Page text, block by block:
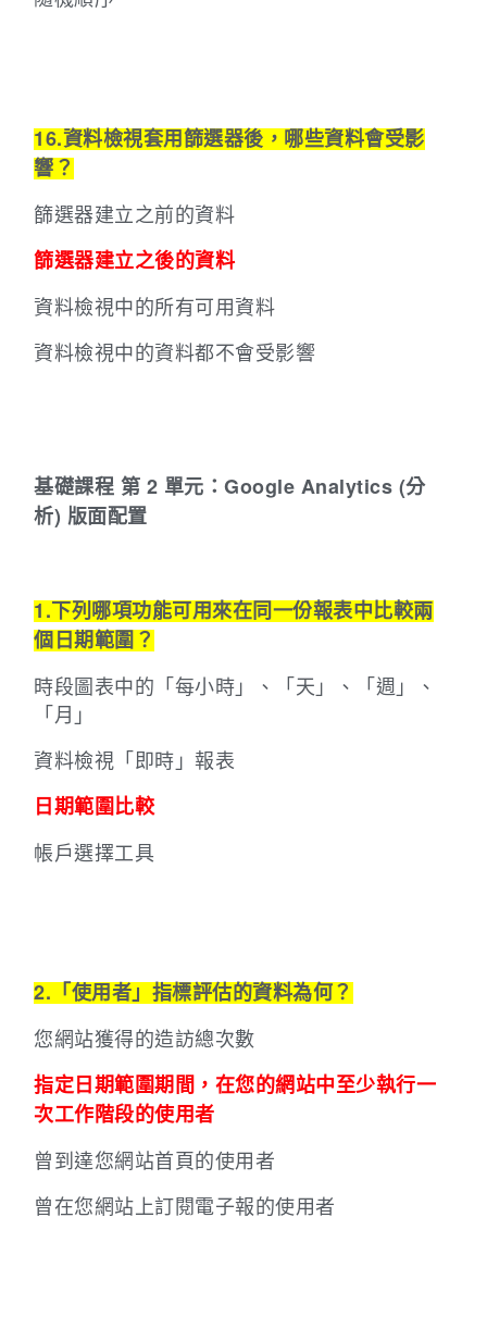
16.資料檢視套用篩選器後，哪些資料會受影
響？
篩選器建立之前的資料
篩選器建立之後的資料
資料檢視中的所有可用資料
資料檢視中的資料都不會受影響
基礎課程 第 2 單元：Google Analytics (分
析) 版面配置
1.下列哪項功能可用來在同一份報表中比較兩
個日期範圍？
時段圖表中的「每小時」、「天」、「週」、
「月」
資料檢視「即時」報表
日期範圍比較
帳戶選擇工具
2.「使用者」指標評估的資料為何？
您網站獲得的造訪總次數
指定日期範圍期間，在您的網站中至少執行一
次工作階段的使用者
曾到達您網站首頁的使用者
曾在您網站上訂閱電子報的使用者